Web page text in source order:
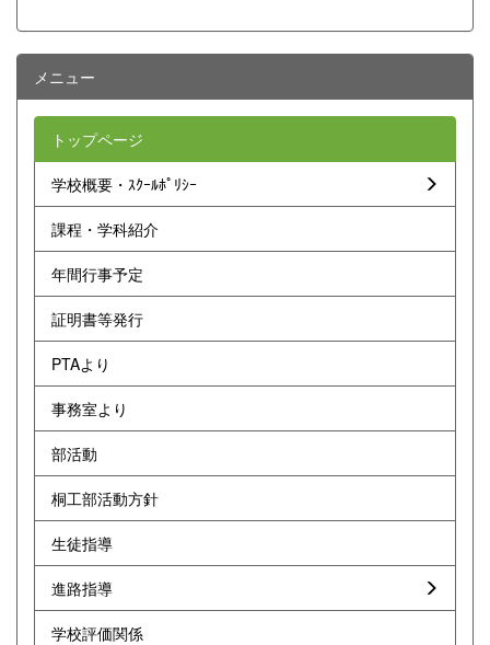
メニュー
トップページ
学校概要・ｽｸｰﾙﾎﾟﾘｼｰ
課程・学科紹介
年間行事予定
証明書等発行
PTAより
事務室より
部活動
桐工部活動方針
生徒指導
進路指導
学校評価関係